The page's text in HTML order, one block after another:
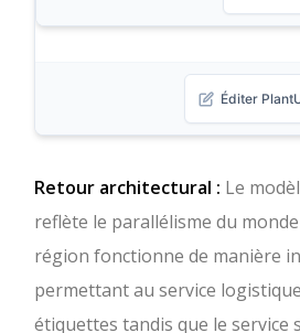
Éditer
Retour architectural : Le
reflète le parallélisme du
région fonctionne de manière
permettant au service
étiquettes tandis que le service